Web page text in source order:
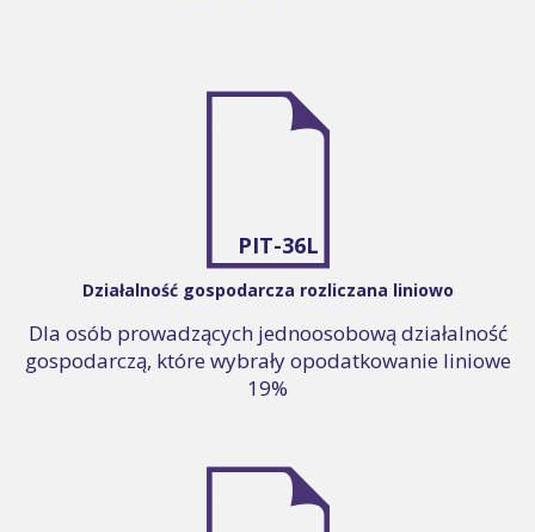
PIT-36L
Działalność gospodarcza rozliczana liniowo
Dla osób prowadzących jednoosobową działalność
gospodarczą, które wybrały opodatkowanie liniowe
19%